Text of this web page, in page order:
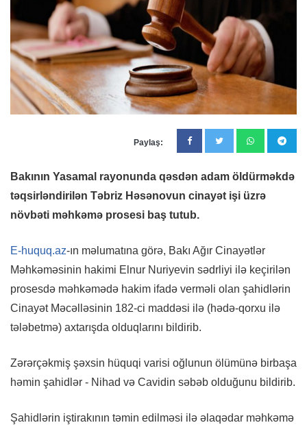
Paylaş:
Bakının Yasamal rayonunda qəsdən adam öldürməkdə
təqsirləndirilən Təbriz Həsənovun cinayət işi üzrə
növbəti məhkəmə prosesi baş tutub.
E-huquq.az-ın məlumatına görə, Bakı Ağır Cinayətlər
Məhkəməsinin hakimi Elnur Nuriyevin sədrliyi ilə keçirilən
prosesdə məhkəmədə hakim ifadə verməli olan şahidlərin
Cinayət Məcəlləsinin 182-ci maddəsi ilə (hədə-qorxu ilə
tələbetmə) axtarışda olduqlarını bildirib.
Zərərçəkmiş şəxsin hüquqi varisi oğlunun ölümünə birbaşa
həmin şahidlər - Nihad və Cavidin səbəb olduğunu bildirib.
Şahidlərin iştirakının təmin edilməsi ilə əlaqədar məhkəmə